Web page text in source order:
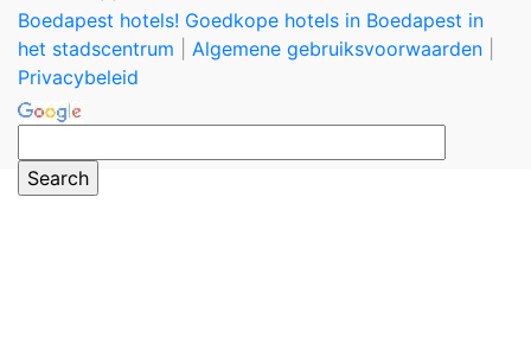
Boedapest hotels! Goedkope hotels in Boedapest in
het stadscentrum
Algemene gebruiksvoorwaarden
Privacybeleid